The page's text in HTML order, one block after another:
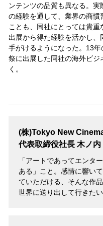
ンテンツの品質も異なる。
の経験を通して、業界の商
ことも、同社にとっては貴重
出展から得た経験を活かし、
手がけるようになった。13
祭に出展した同社の海外ビ
く。
(株)Tokyo New
代表取締役社長 木ノ内
「アートであってエンタ
ある」こと。感情に響い
ていただける、そんな作
世界に送り出して行きたい